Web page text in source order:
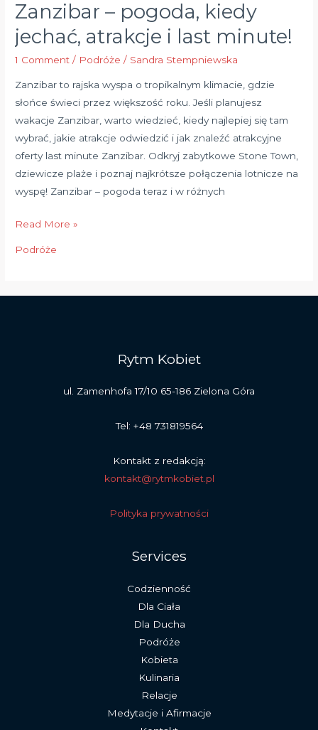
Zanzibar – pogoda, kiedy
jechać, atrakcje i last minute!
1 Comment / Podróże / Sandra Stempniewska
Zanzibar to rajska wyspa o tropikalnym klimacie, gdzie
słońce świeci przez większość roku. Jeśli planujesz
wakacje Zanzibar, warto wiedzieć, kiedy najlepiej się tam
wybrać, jakie atrakcje odwiedzić i jak znaleźć atrakcyjne
oferty last minute Zanzibar. Odkryj zabytkowe Stone Town,
dziewicze plaże i poznaj najkrótsze połączenia lotnicze na
wyspę! Zanzibar – pogoda teraz i w różnych
Read More »
Podróże
Rytm Kobiet
ul. Zamenhofa 17/10 65-186 Zielona Góra
Tel: +48 731819564
Kontakt z redakcją:
kontakt@rytmkobiet.pl
Polityka prywatności
Services
Codzienność
Dla Ciała
Dla Ducha
Podróże
Kobieta
Kulinaria
Relacje
Medytacje i Afirmacje